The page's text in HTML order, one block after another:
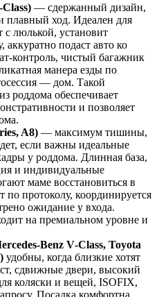
— сдержанный дизайн,
плавный ход. Идеален для
с люлькой, установит
аккуратно подаст авто ко
чистый багажник
манера езды по
— дом. Такой
роддома обеспечивает
и позволяет
A8) — максимум тишины,
если важны идеальные
у роддома. Длинная база,
и индивидуальные
маме восстановиться в
по протоколу, координируется
ожидание у входа.
на премиальном уровне и
V‑Class, Toyota
удобны, когда близкие хотят
сдвижные двери, высокий
коляски и вещей, ISOFIX,
Посадка комфортна